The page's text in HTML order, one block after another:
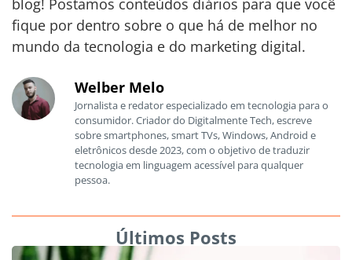
blog! Postamos conteúdos diários para que você
fique por dentro sobre o que há de melhor no
mundo da tecnologia e do marketing digital.
Welber Melo
Jornalista e redator especializado em tecnologia para o
consumidor. Criador do Digitalmente Tech, escreve
sobre smartphones, smart TVs, Windows, Android e
eletrônicos desde 2023, com o objetivo de traduzir
tecnologia em linguagem acessível para qualquer
pessoa.
Últimos Posts